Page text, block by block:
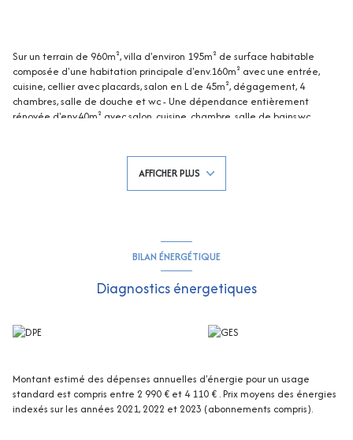
Sur un terrain de 960m², villa d'environ 195m² de surface habitable
composée d'une habitation principale d'env.160m² avec une entrée,
cuisine, cellier avec placards, salon en L de 45m², dégagement, 4
chambres, salle de douche et wc - Une dépendance entièrement
rénovée d'env.40m² avec salon, cuisine, chambre, salle de bains,wc.
Possibilité d'extension (possibilité de faire 192m² d'emprise au sol
possible, soit 384m² de SDP possible) et piscine sur ce terrain plat
Les informations sur les risques auxquels ce bien est exposé sont
AFFICHER PLUS
BILAN ÉNERGÉTIQUE
Diagnostics énergetiques
Montant estimé des dépenses annuelles d'énergie pour un usage
standard est compris entre 2 990 € et 4 110 € . Prix moyens des énergies
indexés sur les années 2021, 2022 et 2023 (abonnements compris).